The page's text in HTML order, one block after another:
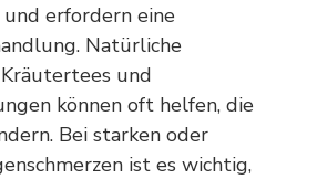
und erfordern eine
Natürliche
und
können oft helfen, die
Bei starken oder
ist es wichtig,